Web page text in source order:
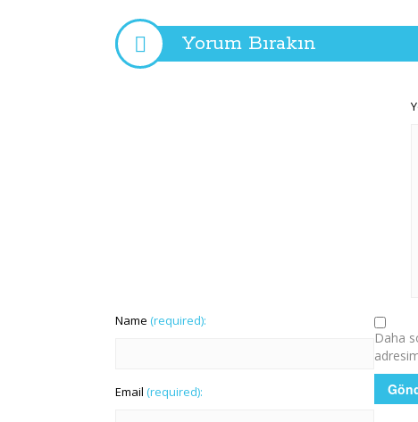
Yorum Bırakın
Name (required):
Email (required):
Daha